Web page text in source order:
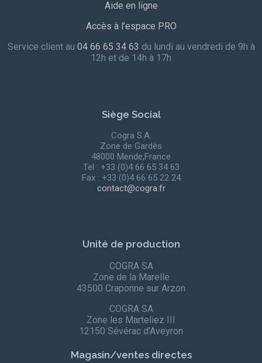
Aide en ligne
Accès à l’espace PRO
Service client au 04 66 65 34 63 du lundi au vendredi de 9h à
12h et de 14h à 17h
Siège Social
Cogra S.A.
Zone de Gardès
48000 Mende,France
Tel : +33 (0)4 66 65 34 63
Fax : +33 (0)4 66 65 22 24
contact@cogra.fr
Unité de production
COGRA SA
Zone de la Marelle
43500 Craponne sur Arzon
COGRA SA
Zone les Marteliez III
12150 Sévérac d’Aveyron
Magasin/ventes directes